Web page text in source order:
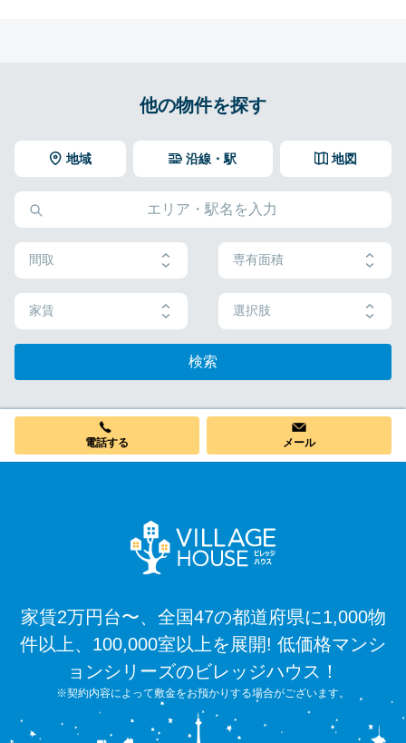
他の物件を探す
地域 地図
沿線・駅
間取 専有面積
家賃 選択肢
検索
電話する メール
家賃2万円台〜、全国47の都道府県に1,000物
件以上、100,000室以上を展開! 低価格マンシ
ョンシリーズのビレッジハウス！
※契約内容によって敷金をお預かりする場合がございます。